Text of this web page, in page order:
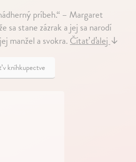
príbeh.“ – Margaret
sa stane zázrak a jej sa narodí
manžel a svokra.Čítať ďalej↓
v kníhkupectve